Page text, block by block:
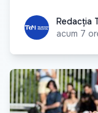
Redacția TRM
Redacția
acum 7